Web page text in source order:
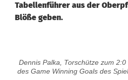
Tabellenführer aus der
Blöße geben.
V
Dennis Palka, Torschütze zum
des Game Winning Goals des